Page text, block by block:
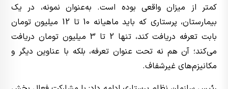
کمتر از میزان واقعی بوده است. به‌عنوان نمونه، در یک
بیمارستان، پرستاری که باید ماهیانه 10 تا 12 میلیون تومان
بابت تعرفه دریافت کند، تنها 2 تا 3 میلیون تومان دریافت
می‌کند؛ آن‌ هم نه تحت عنوان تعرفه، بلکه با عناوین دیگر و
مکانیزم‌های غیرشفاف.